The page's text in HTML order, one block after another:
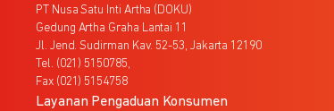
PT Nusa Satu Inti Artha (DOKU)
Gedung Artha Graha Lantai 11
Jl. Jend. Sudirman Kav. 52-53, Jakarta 12190
Tel. (021) 5150785,
Fax (021) 5154758
Layanan Pengaduan Konsumen